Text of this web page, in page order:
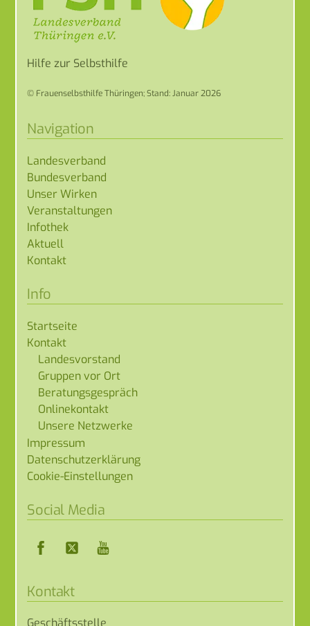
Hilfe zur Selbsthilfe
© Frauenselbsthilfe Thüringen; Stand: Januar 2026
Navigation
Landesverband
Bundesverband
Unser Wirken
Veranstaltungen
Infothek
Aktuell
Kontakt
Info
Startseite
Kontakt
Landesvorstand
Gruppen vor Ort
Beratungsgespräch
Onlinekontakt
Unsere Netzwerke
Impressum
Datenschutzerklärung
Cookie-Einstellungen
Social Media
FacebookTwitter
Kontakt
Geschäftsstelle